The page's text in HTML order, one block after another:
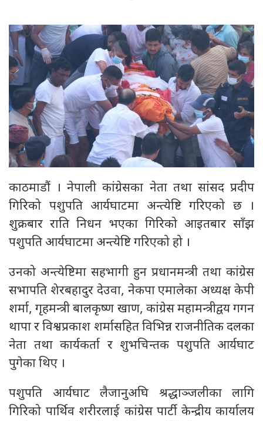
काठमाडौं । नेपाली कांग्रेसका नेता तथा सांसद प्रदीप
गिरिको पशुपति आर्यघाटमा अन्त्येष्टि गरिएको छ ।
शुक्रबार राति निधन भएका गिरिको आइतबार साँझ
पशुपति आर्यघाटमा अन्त्येष्टि गरिएको हो ।
उनको अन्त्येष्टिमा सहभागी हुन प्रधानमन्त्री तथा कांग्रेस
सभापति शेरबहादुर देउवा, नेकपा एमालेका अध्यक्ष केपी
शर्मा, गृहमन्त्री बालकृष्ण खाण, कांग्रेस महामन्त्रीद्वय गगन
थापा र विश्वप्रकाश शर्मासहित विभिन्न राजनीतिक दलका
नेता तथा कार्यकर्ता र शुभचिन्तक पशुपति आर्यघाट
पुगेका थिए ।
पशुपति आर्यघाट लैजानुअघि श्रद्धाञ्जलीका लागि
गिरिको पार्थिव शरीरलाई कांग्रेस पार्टी केन्द्रीय कार्यालय